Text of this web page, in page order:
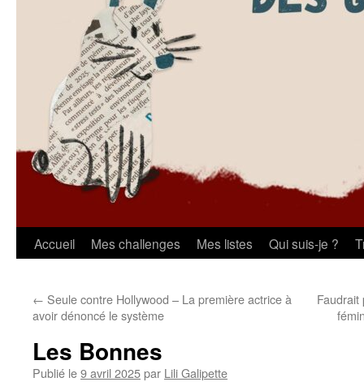
Aller
contenu
Accueil Mes challenges Mes listes Qui suis-je ?
← Seule contre Hollywood – La première actrice à
avoir dénoncé le système
Les Bonnes
Publié le9 avril 2025par Lili Galipette